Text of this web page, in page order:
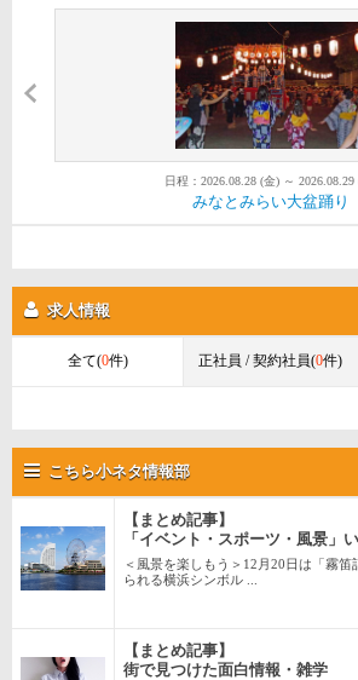
日程：2026.08.28 (金) ～ 2026.08.29
みなとみらい大盆踊り
日程：2026.08.01 (土) ～ 2026.08.30
Red Brick Sunset 2026
日程：2026.08.22 (土) ～ 2026.08.22
第52回金沢まつり花火大会
求人情報
全て(0件) 正社員 / 契約社員(0件)
こちら小ネタ情報部
【まとめ記事】
「イベント・スポーツ・風景」
＜風景を楽しもう＞12月20日は「霧笛
られる横浜シンボル ...
【まとめ記事】
街で見つけた面白情報・雑学